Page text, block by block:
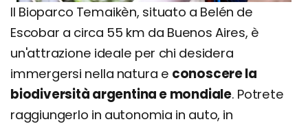
Il Bioparco Temaikèn, situato a Belén de
Escobar a circa 55 km da Buenos Aires, è
un'attrazione ideale per chi desidera
immergersi nella natura e conoscere la
biodiversità argentina e mondiale. Potrete
raggiungerlo in autonomia in auto, in